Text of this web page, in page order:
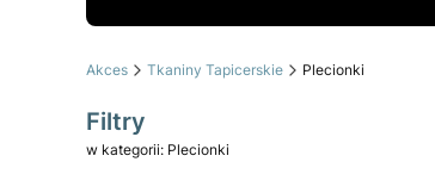
Akces Tkaniny Tapicerskie Plecionki
Filtry
w kategorii: Plecionki